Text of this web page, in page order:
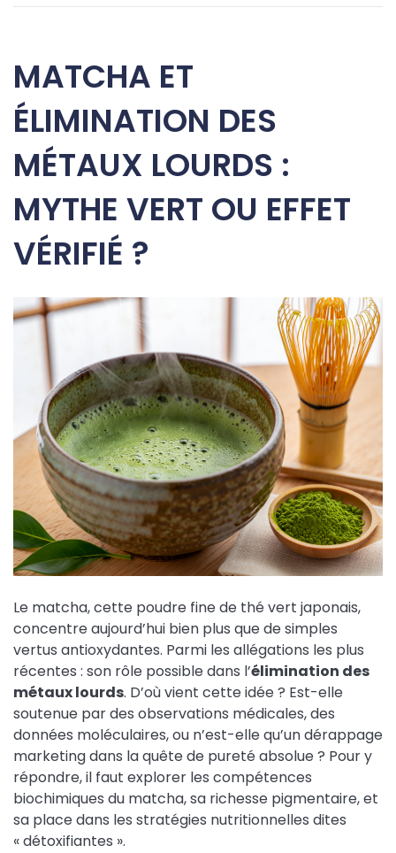
MATCHA ET
ÉLIMINATION DES
MÉTAUX LOURDS :
MYTHE VERT OU EFFET
VÉRIFIÉ ?
Le matcha, cette poudre fine de thé vert japonais,
concentre aujourd’hui bien plus que de simples
vertus antioxydantes. Parmi les allégations les plus
récentes : son rôle possible dans l’élimination des
métaux lourds. D’où vient cette idée ? Est-elle
soutenue par des observations médicales, des
données moléculaires, ou n’est-elle qu’un dérappage
marketing dans la quête de pureté absolue ? Pour y
répondre, il faut explorer les compétences
biochimiques du matcha, sa richesse pigmentaire, et
sa place dans les stratégies nutritionnelles dites
« détoxifiantes ».